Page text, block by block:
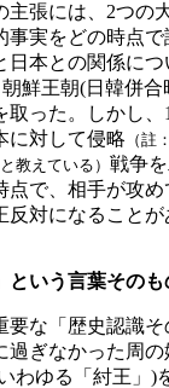
張には、2つの
事実をどの時点
日本との関係に
鮮王朝(日韓併
取った。しかし
に対して侵略 （註
教えている） 戦争
点で、相手が攻
反対になること
いう言葉その
「歴史認識そ
過ぎなかった周
わゆる「紂王」)